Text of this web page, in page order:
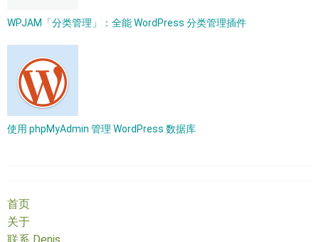
WPJAM「分类管理」：全能 WordPress 分类管理插件
使用 phpMyAdmin 管理 WordPress 数据库
首页
关于